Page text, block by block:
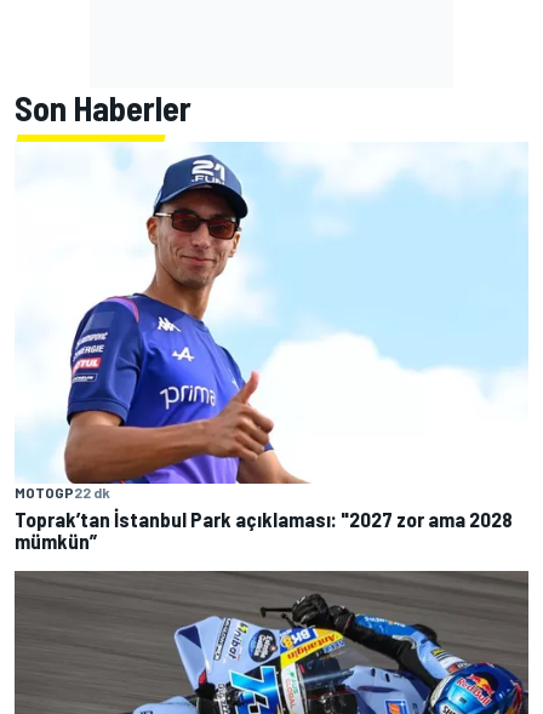
Son Haberler
MOTOGP22 dk
Toprak’tan İstanbul Park açıklaması: "2027 zor ama 2028
mümkün”